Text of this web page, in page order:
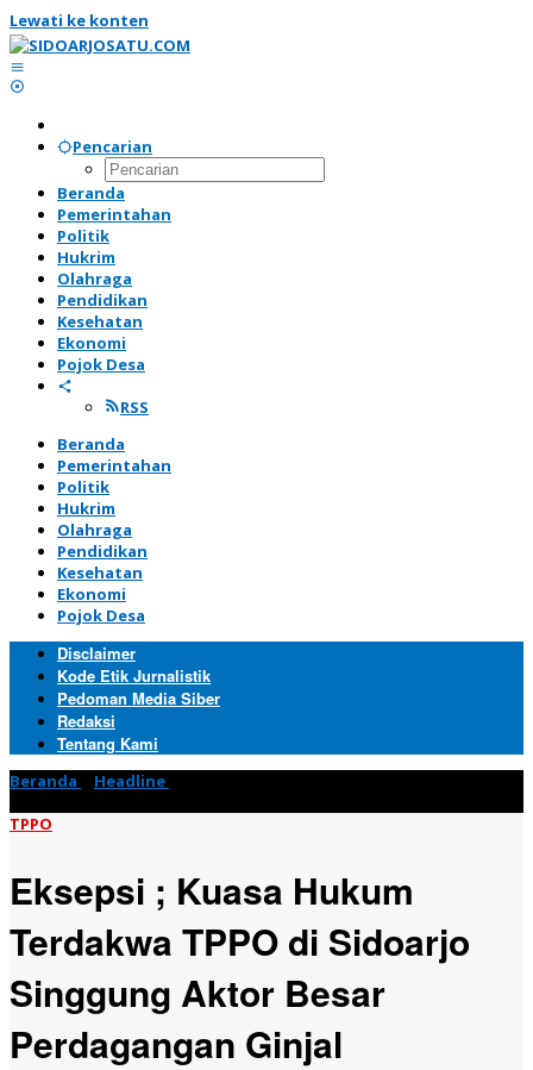
Lewati ke konten
Pencarian
Beranda
Pemerintahan
Politik
Hukrim
Olahraga
Pendidikan
Kesehatan
Ekonomi
Pojok Desa
RSS
Beranda
Pemerintahan
Politik
Hukrim
Olahraga
Pendidikan
Kesehatan
Ekonomi
Pojok Desa
Disclaimer
Kode Etik Jurnalistik
Pedoman Media Siber
Redaksi
Tentang Kami
Beranda Headline
TPPO
Eksepsi ; Kuasa Hukum
Terdakwa TPPO di Sidoarjo
Singgung Aktor Besar
Perdagangan Ginjal